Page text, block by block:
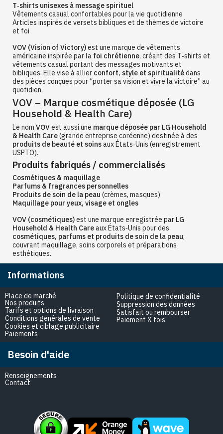
T‑shirts unisexes à message spirituel
Vêtements casual confortables pour la vie quotidienne
Articles inspirés de versets bibliques et de thèmes de victoire
et foi
VOV (Vision of Victory)est une marque de vêtements
américaine inspirée par la foi chrétienne, créant des T‑shirts et
vêtements casual portant des messages motivants et
bibliques. Elle vise à allier confort, style et spiritualitédans
des pièces conçues pour “porter sa vision et vivre la victoire” au
quotidien.
VOV – Marque cosmétique déposée (LG
Household & Health Care)
Le nom VOVest aussi une marque déposée par LG Household
& Health Care(grande entreprise coréenne) destinée à des
produits de beauté et soinsaux États‑Unis (enregistrement
USPTO).
Produits fabriqués / commercialisés
Cosmétiques & maquillage
Parfums & fragrances personnelles
Produits de soin de la peau (crèmes, masques)
Maquillage pour yeux, visage et ongles
VOV (cosmétiques)est une marque enregistrée par LG
Household & Health Careaux États‑Unis pour des
cosmétiques, parfums et produits de soin de la peau,
couvrant maquillage, soins corporels et préparations
esthétiques.
Informations
Place de marché
Nos produits
Tarifs et options de livraison
Conditions générales de vente
Cookies et ciblage publicitaire
Paiements
Politique de confidentialité
Suppression des données
Satisfait ou rembourser
Paiement X fois
Besoin d'aide
Renseignements
Contact